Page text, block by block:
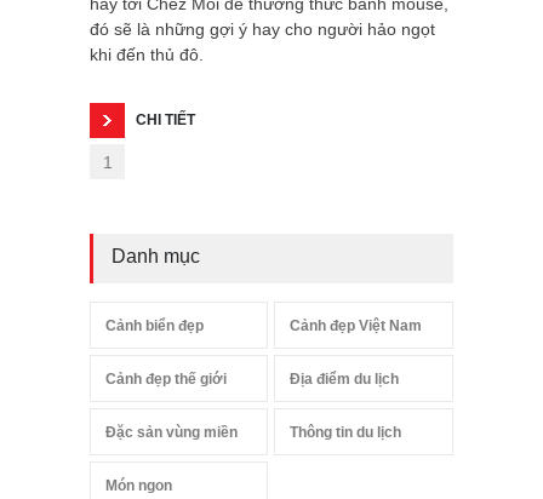
hay tới Chez Moi để thưởng thức bánh mouse,
đó sẽ là những gợi ý hay cho người hảo ngọt
khi đến thủ đô.
CHI TIẾT
1
Danh mục
Cảnh biển đẹp Cảnh đẹp Việt Nam
Cảnh đẹp thế giới Địa điểm du lịch
Đặc sản vùng miền Thông tin du lịch
Món ngon